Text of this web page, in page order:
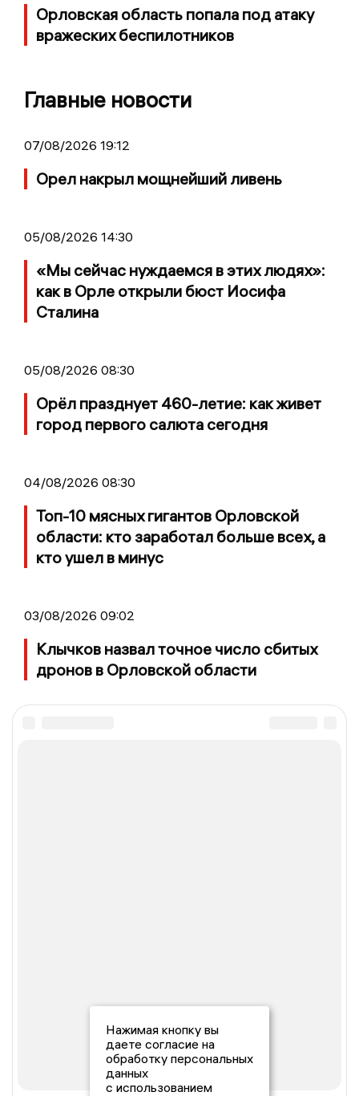
Орловская область попала под атаку
вражеских беспилотников
Главные новости
07/08/2026 19:12
Орел накрыл мощнейший ливень
05/08/2026 14:30
«Мы сейчас нуждаемся в этих людях»:
как в Орле открыли бюст Иосифа
Сталина
05/08/2026 08:30
Орёл празднует 460-летие: как живет
город первого салюта сегодня
04/08/2026 08:30
Топ-10 мясных гигантов Орловской
области: кто заработал больше всех, а
кто ушел в минус
03/08/2026 09:02
Клычков назвал точное число сбитых
дронов в Орловской области
Нажимая кнопку вы
даете согласие на
обработку персональных
данных
с использованием